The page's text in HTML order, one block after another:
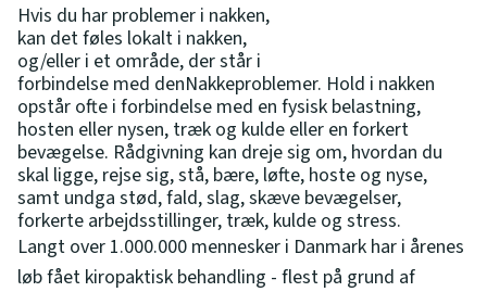
Hvis du har problemer i nakken,
kan det føles lokalt i nakken,
og/eller i et område, der står i
forbindelse med denNakkeproblemer. Hold i nakken
opstår ofte i forbindelse med en fysisk belastning,
hosten eller nysen, træk og kulde eller en forkert
bevægelse. Rådgivning kan dreje sig om, hvordan du
skal ligge, rejse sig, stå, bære, løfte, hoste og nyse,
samt undga stød, fald, slag, skæve bevægelser,
forkerte arbejdsstillinger, træk, kulde og stress.
Langt over 1.000.000 mennesker i Danmark har i årenes
løb fået kiropaktisk behandling - flest på grund af